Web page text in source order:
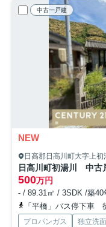
中古一戸建
NEW
日高郡日高川町大字上初
日高川町初湯川 中古
500万円
- / 89.31㎡ / 3SDK /築40
「平橋」バス停下車
プロパンガス 独立洗